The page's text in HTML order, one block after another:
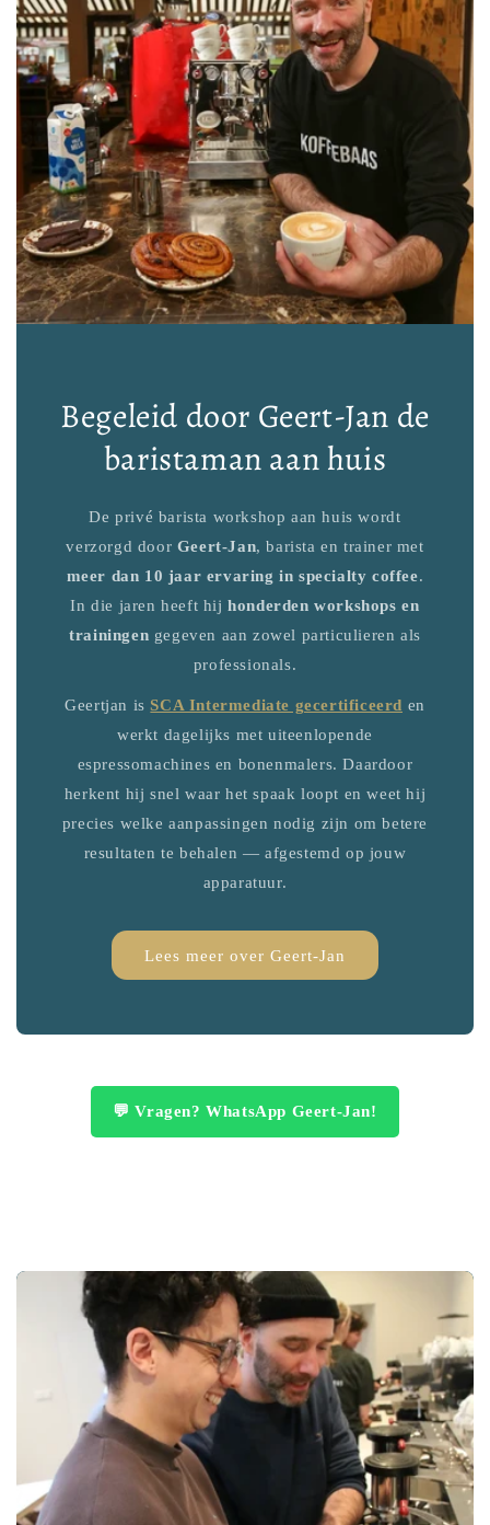
Begeleid door Geert-Jan de
baristaman aan huis
De privé barista workshop aan huis wordt
verzorgd door Geert-Jan, barista en trainer met
meer dan 10 jaar ervaring in specialty coffee.
In die jaren heeft hijhonderden workshops en
trainingen gegeven aan zowel particulieren als
professionals.
Geertjan isSCA Intermediate gecertificeerd en
werkt dagelijks met uiteenlopende
espressomachines en bonenmalers. Daardoor
herkent hij snel waar het spaak loopt en weet hij
precies welke aanpassingen nodig zijn om betere
resultaten te behalen — afgestemd op jouw
apparatuur.
Lees meer over Geert-Jan
💬 Vragen? WhatsApp Geert-Jan!